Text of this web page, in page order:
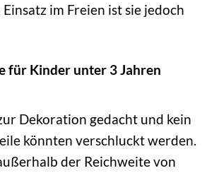
im Freien ist sie jedoch
für Kinder unter 3 Jahren
Dekoration gedacht und kein
könnten verschluckt werden.
der Reichweite von